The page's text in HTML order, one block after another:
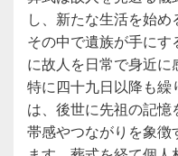
し、新たな生活を始め
その中で遺族が手に
に故人を日常で身近に
特に四十九日以降も
は、後世に先祖の記
帯感やつながりを象